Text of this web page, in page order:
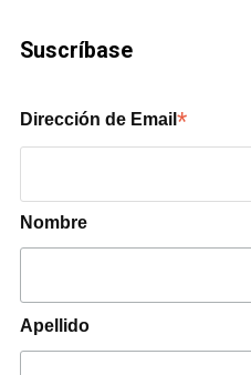
Suscríbase
Dirección de Email*
Nombre
Apellido